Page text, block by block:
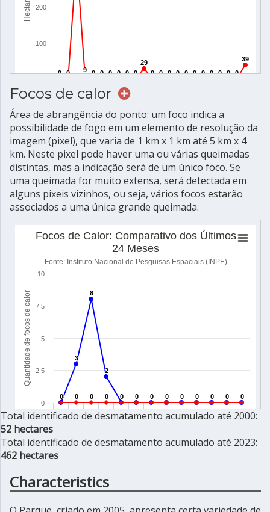
Focos de calor
Área de abrangência do ponto: um foco indica a
possibilidade de fogo em um elemento de resolução da
imagem (pixel), que varia de 1 km x 1 km até 5 km x 4
km. Neste pixel pode haver uma ou várias queimadas
distintas, mas a indicação será de um único foco. Se
uma queimada for muito extensa, será detectada em
alguns pixeis vizinhos, ou seja, vários focos estarão
associados a uma única grande queimada.
Total identificado de desmatamento acumulado até 2000:
52 hectares
Total identificado de desmatamento acumulado até 2023:
462 hectares
Characteristics